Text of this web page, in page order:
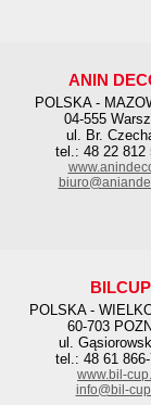
ANIN
POLSKA -
04-555
ul. Br.
tel.: 48 22 812
BILCUP
POLSKA -
60-703
ul.
tel.: 48 61
www.bil-
info@bil-